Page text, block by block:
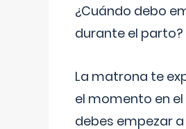
¿Cuándo debo
durante el parto?
La matrona te
el momento en el
debes empezar